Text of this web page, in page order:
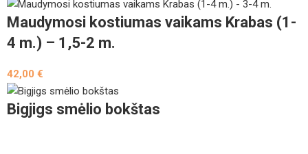
Maudymosi kostiumas vaikams Krabas (1-
4 m.) – 1,5-2 m.
42,00€
Bigjigs smėlio bokštas